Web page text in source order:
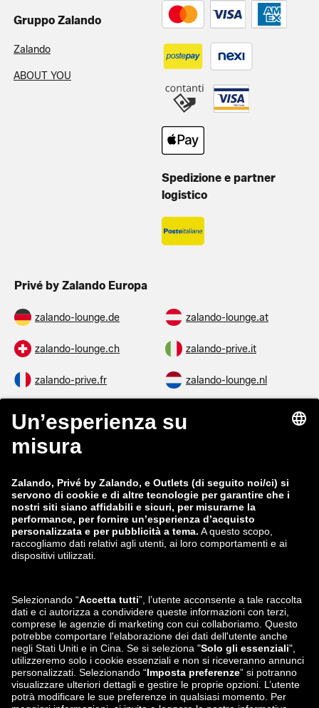
Gruppo Zalando
Zalando
ABOUT YOU
Spedizione e partner
logistico
Privé by Zalando Europa
zalando-lounge.de zalando-lounge.at
zalando-lounge.ch zalando-prive.it
zalando-prive.fr zalando-lounge.nl
zalando-lounge.be
zalando-lounge.fi
zalando-prive.es zalando-lounge.cz
zalando-lounge.lt zalando-lounge.sk
zalando-lounge.si zalando-lounge.hu
zalando-lounge.lu zalando-lounge.ee
zalando-lounge.lv zalando-lounge.no